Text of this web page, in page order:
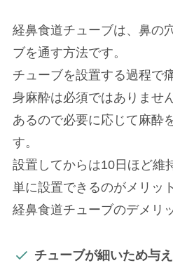
経鼻食道チューブは、鼻の
ブを通す方法です。
チューブを設置する過程で
身麻酔は必須ではありませ
あるので必要に応じて麻酔
す。
設置してからは10日ほど維
単に設置できるのがメリッ
経鼻食道チューブのデメリ
チューブが細いため与